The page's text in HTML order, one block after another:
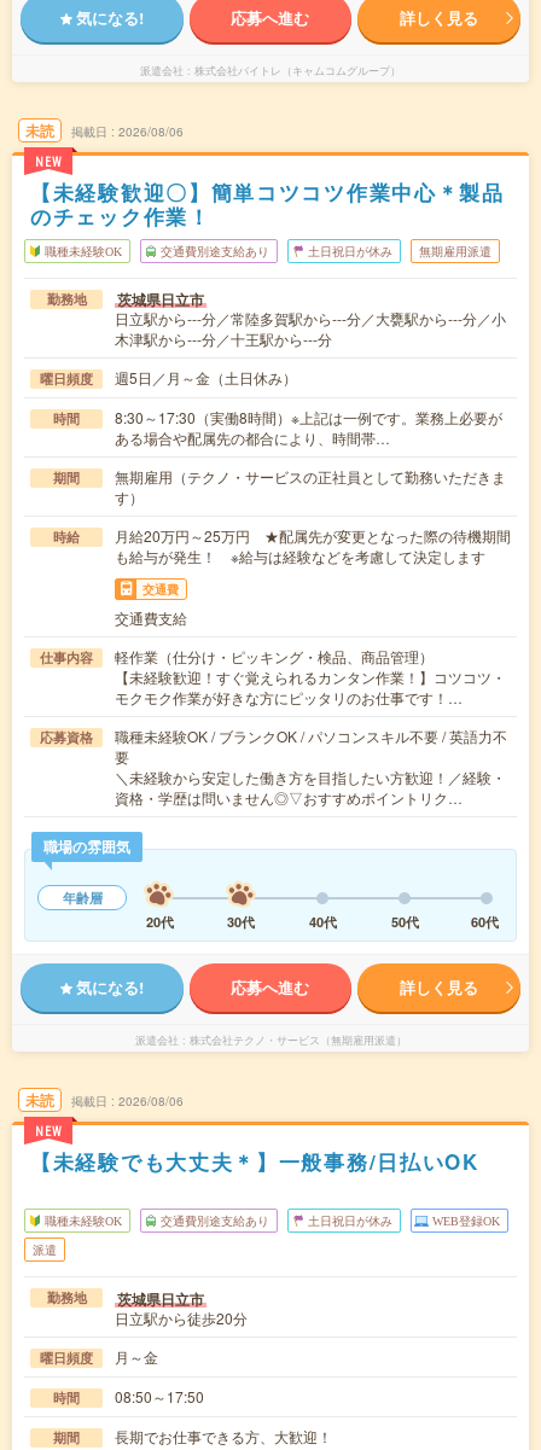
気になる! 応募へ進む 詳しく見る
派遣会社 株式会社バイトレ（キャムコムグループ）
未読
NEW
掲載日 2026/08/06
【未経験歓迎〇】簡単コツコツ作業中心＊製品
のチェック作業！
職種未経験OK 交通費別途支給あり 土日祝日が休み 無期雇用派遣
勤務地 茨城県日立市
日立駅から---分／常陸多賀駅から---分／大甕駅から---分／小
木津駅から---分／十王駅から---分
曜日頻度 週5日／月～金（土日休み）
時間
8:30～17:30（実働8時間）※上記は一例です。業務上必要が
ある場合や配属先の都合により、時間帯…
期間
無期雇用（テクノ・サービスの正社員として勤務いただきま
す）
時給
月給20万円～25万円 ★配属先が変更となった際の待機期間
も給与が発生！ ※給与は経験などを考慮して決定します
交通費
交通費支給
仕事内容
軽作業（仕分け・ピッキング・検品、商品管理）
【未経験歓迎！すぐ覚えられるカンタン作業！】コツコツ・
モクモク作業が好きな方にピッタリのお仕事です！…
応募資格
職種未経験OK / ブランクOK / パソコンスキル不要 / 英語力不
要
＼未経験から安定した働き方を目指したい方歓迎！／経験・
資格・学歴は問いません◎▽おすすめポイントリク…
職場の雰囲気
年齢層
20代
30代 40代 50代 60代
気になる! 応募へ進む 詳しく見る
派遣会社 株式会社テクノ・サービス（無期雇用派遣）
未読
NEW
掲載日 2026/08/06
【未経験でも大丈夫＊】一般事務/日払いOK
職種未経験OK 交通費別途支給あり 土日祝日が休み WEB登録OK
派遣
勤務地 茨城県日立市
日立駅から徒歩20分
曜日頻度 月～金
時間 08:50～17:50
期間 長期でお仕事できる方、大歓迎！